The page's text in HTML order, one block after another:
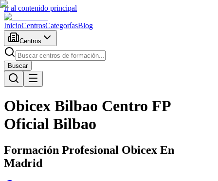
Ir al contenido principal
InicioCentrosCategoríasBlog
Centros
Buscar
Obicex Bilbao Centro FP
Oficial Bilbao
Formación Profesional Obicex En
Madrid